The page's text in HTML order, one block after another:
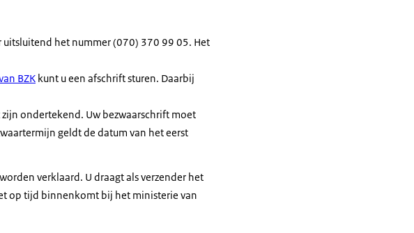
het nummer (070) 370 99 05. Het
BZK kunt u een afschrift sturen. Daarbij
ondertekend. Uw bezwaarschrift moet
geldt de datum van het eerst
verklaard. U draagt als verzender het
op tijd binnenkomt bij het ministerie van